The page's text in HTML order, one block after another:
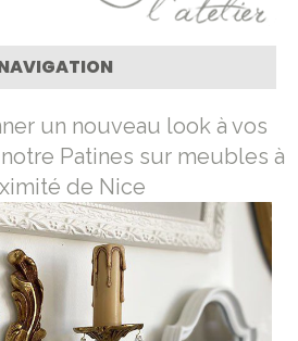
un nouveau look à vos
Patines sur meubles à
de Nice